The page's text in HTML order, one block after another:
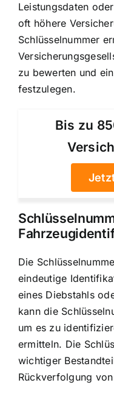
Leistungsdaten
oft höhere
Schlüsselnummer
zu bewerten und
festzulegen.
Bis zu
Die
eindeutige
eines Diebstahls
kann die
um es zu
ermitteln. Die
wichtiger
Rückverfolgung